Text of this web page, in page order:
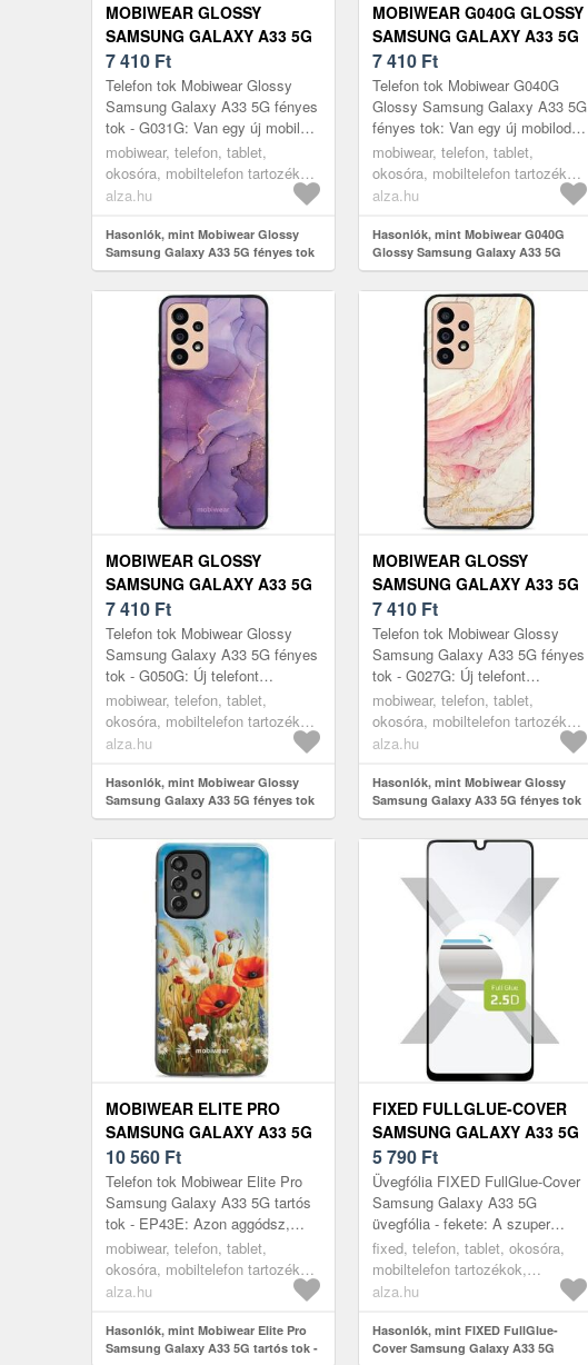
MOBIWEAR GLOSSY
SAMSUNG GALAXY A33 5G
FÉNYES TOK - G031G
7 410 Ft
Telefon tok Mobiwear Glossy
Samsung Galaxy A33 5G fényes
tok - G031G: Van egy új mobilod,
és aggódsz, hogy esetleg
megsérül? Ezen SAMSUNG
Galaxy A3...
mobiwear, telefon, tablet,
okosóra, mobiltelefon tartozékok,
tokok
alza.hu
Hasonlók, mint Mobiwear Glossy
Samsung Galaxy A33 5G fényes tok
- G031G
MOBIWEAR G040G GLOSSY
SAMSUNG GALAXY A33 5G
FÉNYES TOK
7 410 Ft
Telefon tok Mobiwear G040G
Glossy Samsung Galaxy A33 5G
fényes tok: Van egy új mobilod,
és aggódsz, hogy esetleg
megsérül? Ez a praktikus
SAMSUNG G...
mobiwear, telefon, tablet,
okosóra, mobiltelefon tartozékok,
tokok
alza.hu
Hasonlók, mint Mobiwear G040G
Glossy Samsung Galaxy A33 5G
fényes tok
MOBIWEAR GLOSSY
SAMSUNG GALAXY A33 5G
FÉNYES TOK - G050G
7 410 Ft
Telefon tok Mobiwear Glossy
Samsung Galaxy A33 5G fényes
tok - G050G: Új telefont
vásároltál, és félsz az esetleges
sérülésektől? Ez a praktikus
SA...
mobiwear, telefon, tablet,
okosóra, mobiltelefon tartozékok,
tokok
alza.hu
Hasonlók, mint Mobiwear Glossy
Samsung Galaxy A33 5G fényes tok
- G050G
MOBIWEAR GLOSSY
SAMSUNG GALAXY A33 5G
FÉNYES TOK - G027G
7 410 Ft
Telefon tok Mobiwear Glossy
Samsung Galaxy A33 5G fényes
tok - G027G: Új telefont
vásároltál, és félsz az esetleges
sérülésektől? Ezen SAMSUNG
Gala...
mobiwear, telefon, tablet,
okosóra, mobiltelefon tartozékok,
tokok
alza.hu
Hasonlók, mint Mobiwear Glossy
Samsung Galaxy A33 5G fényes tok
- G027G
MOBIWEAR ELITE PRO
SAMSUNG GALAXY A33 5G
TARTÓS TOK - EP43E
10 560 Ft
Telefon tok Mobiwear Elite Pro
Samsung Galaxy A33 5G tartós
tok - EP43E: Azon aggódsz,
hogy vadi új telefonod
megsérülhet? Eme SAMSUNG
Galaxy A33 t...
mobiwear, telefon, tablet,
okosóra, mobiltelefon tartozékok,
tokok
alza.hu
Hasonlók, mint Mobiwear Elite Pro
Samsung Galaxy A33 5G tartós tok -
FIXED FULLGLUE-COVER
SAMSUNG GALAXY A33 5G
ÜVEGFÓLIA - FEKETE
5 790 Ft
Üvegfólia FIXED FullGlue-Cover
Samsung Galaxy A33 5G
üvegfólia - fekete: A szuper
FIXED üvegfólia megvédi a
kijelzőt a karcoktól, leejtéskor
pedig ...
fixed, telefon, tablet, okosóra,
mobiltelefon tartozékok,
üvegfóliák
alza.hu
Hasonlók, mint FIXED FullGlue-
Cover Samsung Galaxy A33 5G